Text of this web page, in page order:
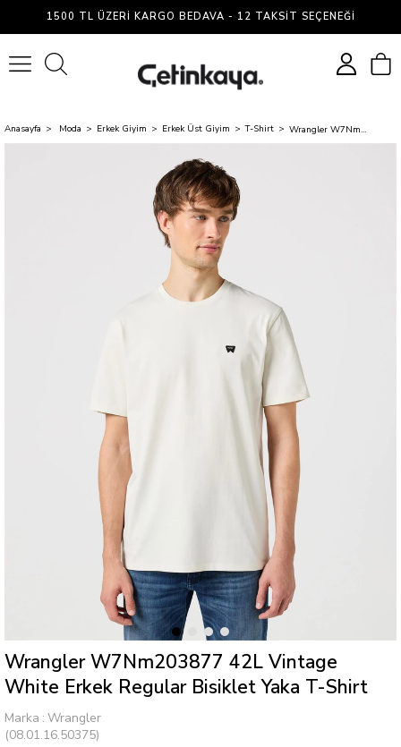
1500 TL ÜZERI KARGO BEDAVA - 12 TAKSIT SEÇENEĞI
Anasayfa Moda Erkek Giyim Erkek Üst Giyim T-Shirt Wrangler W7Nm203877 42L Vintage White Erkek Regular Bisiklet Yaka T-Shirt
Wrangler W7Nm203877 42L Vintage
White Erkek Regular Bisiklet Yaka T-Shirt
Marka : Wrangler
(08.01.16.50375)